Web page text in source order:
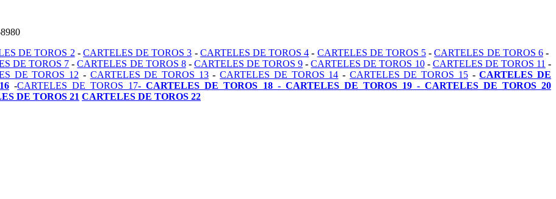
DE TOROS 2 - CARTELES DE TOROS 3 - CARTELES DE TOROS 4 - CARTELES DE TOROS 5 -CARTELES DE TOROS 6-
DE TOROS 7 -CARTELES DE TOROS 8- CARTELES DE TOROS 9 -CARTELES DE TOROS 10- CARTELES DE TOROS 11 -
DE TOROS 12 - CARTELES DE TOROS 13-CARTELES DE TOROS 14 - CARTELES DE TOROS 15-CARTELES DE
-CARTELES DE TOROS 17-CARTELES DE TOROS 18 - CARTELES DE TOROS 19 - CARTELES DE TOROS 20
DE TOROS 21 CARTELES DE TOROS 22